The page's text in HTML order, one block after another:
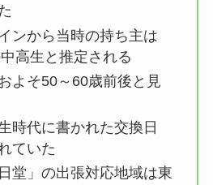
ンから当時の持ち主は
高生と推定される
よそ50～60歳前後と見
時代に書かれた交換日
ていた
堂」の出張対応地域は東